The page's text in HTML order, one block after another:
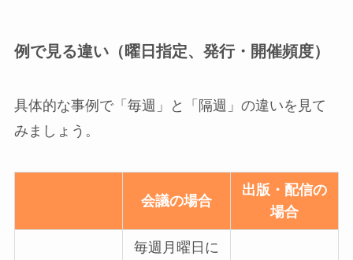
例で見る違い（曜日指定、発行・開催頻度）
具体的な事例で「毎週」と「隔週」の違いを見て
みましょう。
会議の場合
出版・配信の
場合
毎週月曜日に